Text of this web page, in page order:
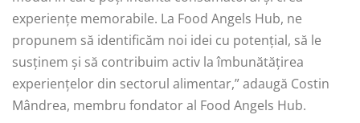
experiențe memorabile. La Food Angels Hub, ne
propunem să identificăm noi idei cu potențial, să le
susținem și să contribuim activ la îmbunătățirea
experiențelor din sectorul alimentar,” adaugă Costin
Mândrea, membru fondator al Food Angels Hub.